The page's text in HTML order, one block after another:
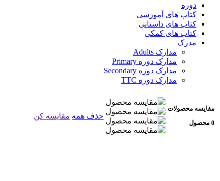
دوره
کتاب های آموزشی
کتاب های داستانی
کتاب های کمکی
مدرک
مدارک Adults
مدارک دوره Primary
مدارک دوره Secondary
مدارک دوره TTC
مقایسه محصولات
0 محصول
حذف همه مقایسه کن